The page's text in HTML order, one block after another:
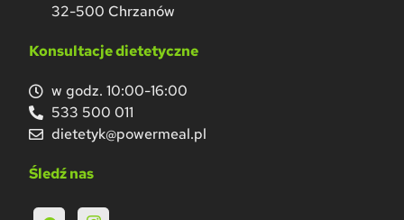
32-500 Chrzanów
Konsultacje dietetyczne
w godz. 10:00-16:00
533 500 011
dietetyk@powermeal.pl
Śledź nas